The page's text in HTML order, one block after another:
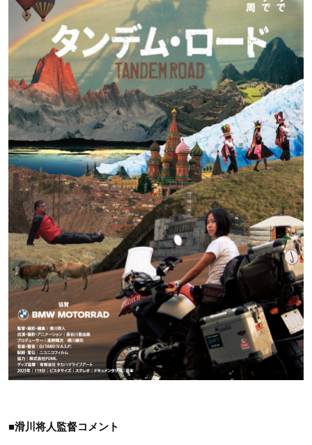
■滑川将人監督コメント